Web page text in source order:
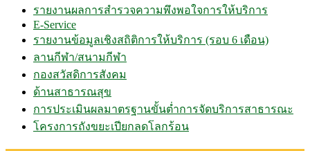
รายงานผลการสำรวจความพึงพอใจการให้บริการ
E-Service
รายงานข้อมูลเชิงสถิติการให้บริการ (รอบ 6 เดือน)
ลานกีฬา/สนามกีฬา
กองสวัสดิการสังคม
ด้านสาธารณสุข
การประเมินผลมาตรฐานขั้นต่ำการจัดบริการสาธารณะ
โครงการถังขยะเปียกลดโลกร้อน